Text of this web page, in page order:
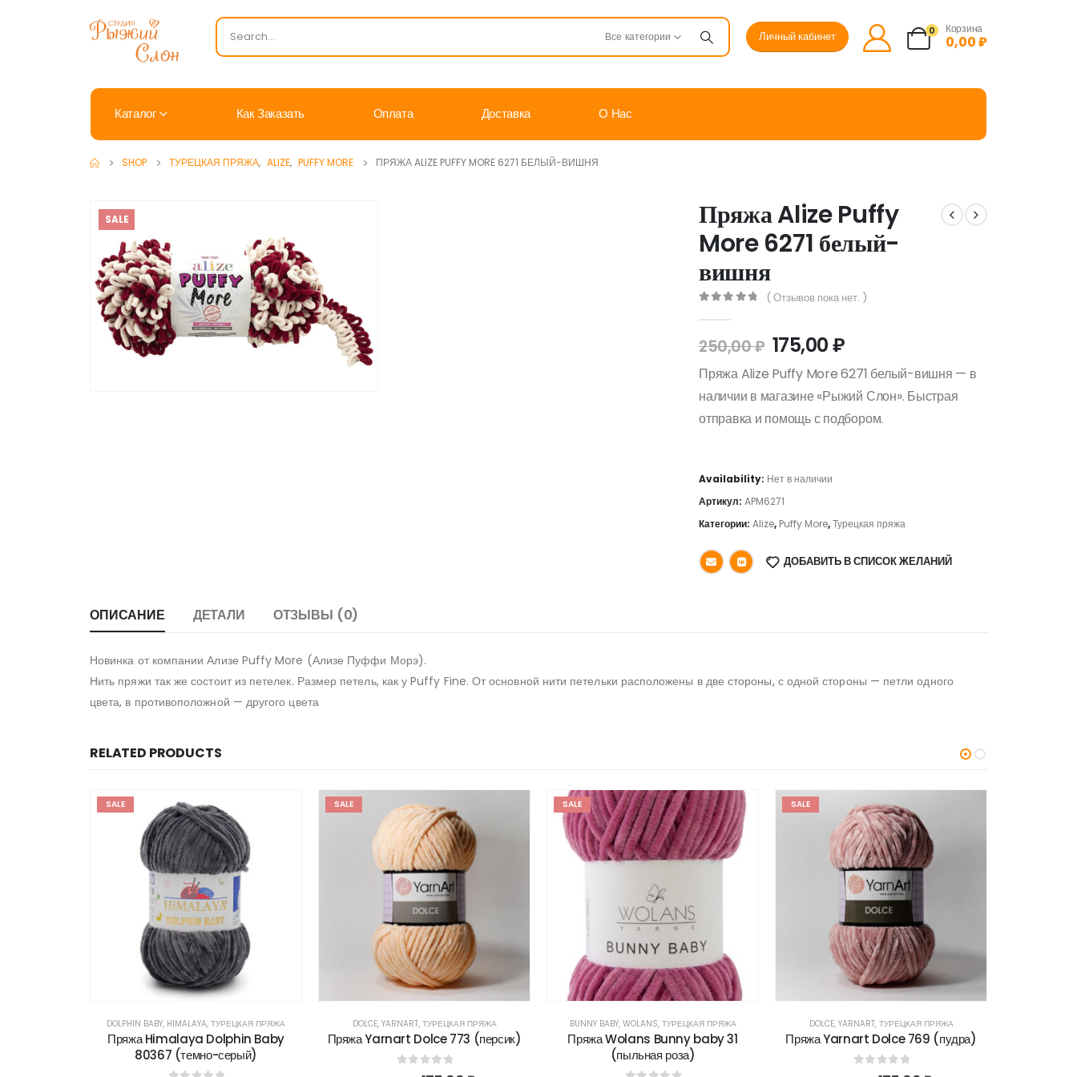
Все категории Личный кабинет 0 Корзина
0,00₽
Каталог Как Заказать Оплата Доставка О Нас
SHOP ТУРЕЦКАЯ ПРЯЖА, ALIZE, PUFFY MORE ПРЯЖА ALIZE PUFFY MORE 6271 БЕЛЫЙ-ВИШНЯ
SALE
Пряжа Alize Puffy
More 6271 белый-
вишня
( Отзывов пока нет. )
250,00₽ 175,00₽
Пряжа Alize Puffy More 6271 белый-вишня — в
наличии в магазине «Рыжий Слон». Быстрая
отправка и помощь с подбором.
Availability: Нет в наличии
Артикул: APM6271
Категории: Alize, Puffy More,Турецкая пряжа
ДОБАВИТЬ В СПИСОК ЖЕЛАНИЙ
ОПИСАНИЕ ДЕТАЛИ ОТЗЫВЫ (0)
Новинка от компании Ализе Puffy More (Ализе Пуффи Морэ).
Нить пряжи так же состоит из петелек. Размер петель, как у Puffy Fine. От основной нити петельки расположены в две стороны, с одной стороны — петли одного
цвета, в противоположной — другого цвета
RELATED PRODUCTS
SALE
DOLPHIN BABY, HIMALAYA, ТУРЕЦКАЯ ПРЯЖА
Пряжа Himalaya Dolphin Baby
80367 (темно-серый)
SALE
DOLCE, YARNART, ТУРЕЦКАЯ ПРЯЖА
Пряжа Yarnart Dolce 773 (персик)
out of 5
SALE
BUNNY BABY, WOLANS, ТУРЕЦКАЯ ПРЯЖА
Пряжа Wolans Bunny baby 31
(пыльная роза)
SALE
DOLCE, YARNART, ТУРЕЦКАЯ ПРЯЖА
Пряжа Yarnart Dolce 769 (пудра)
out of 5